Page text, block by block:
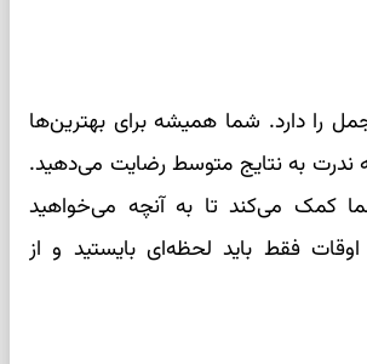
را دارد. شما همیشه برای بهترین‌ها
ندرت به نتایج متوسط ​​رضایت می‌دهید.
کمک می‌کند تا به آنچه می‌خواهید
فقط باید لحظه‌ای بایستید و از